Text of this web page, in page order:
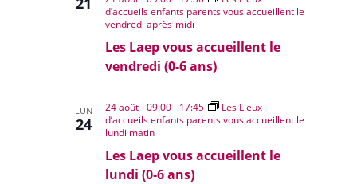
Les Laep vous accueillent le
vendredi (0-6 ans)
d’accueils enfants parents vous accueillent le
vendredi après-midi
LUN
24
Les Laep vous accueillent le
lundi (0-6 ans)
24 août - 09:00- 17:45
Les Lieux
d’accueils enfants parents vous accueillent le
lundi matin